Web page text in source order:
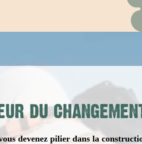
DU
devenez pilier dans la